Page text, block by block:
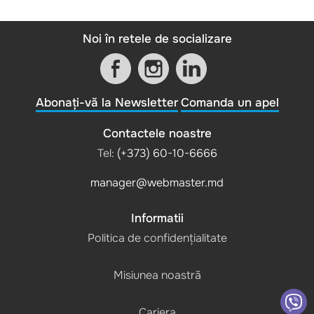
Noi în retele de socializare
Abonați-vă la Newsletter Comanda un apel
Contactele noastre
Tel: (+373) 60-10-6666
manager@webmaster.md
Informatii
Politica de confidențialitate
Misiunea noastră